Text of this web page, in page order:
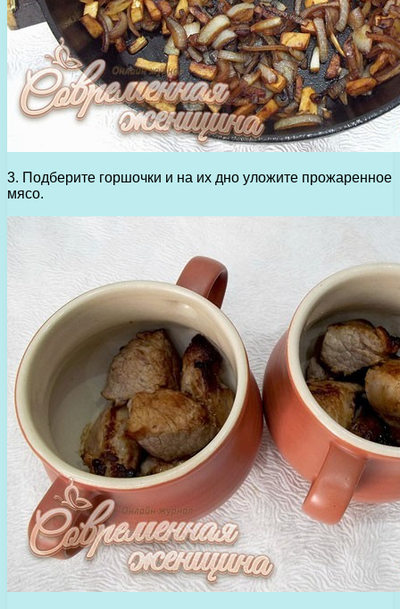
3. Подберите горшочки и на их дно уложите прожаренное
мясо.